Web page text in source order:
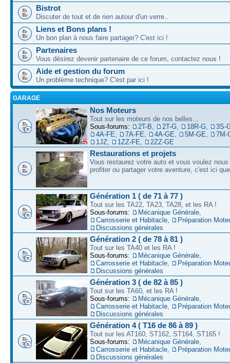
Bistrot
Discuter de tout et de rien autour d'un verre..
Liens et Bons plans !
Un bon plan à nous faire partager? C'est ici !
Partenaires
Vous désirez devenir partenaire de ce forum, contactez nous !
Aide et gestion du forum
Un problème technique? C'est par ici !
GARAGE
Nos Moteurs
Tout sur les moteurs de nos belles...
Sous-forums:
2T-B 2T-G 18R-G
3S-
4A-FE
7A-FE 4A-GE 5M-GE
7M-
1JZ
1ZZ-FE 2ZZ-GE
Restaurations et projets
Vous restaurez votre auto et vous voulez nous
profiter ou partager votre aventure, c'est ici
Génération 1 ( de 71 à 77 )
Tout sur les TA22, TA23, TA28, et les RA !
Sous-forums:
Mécanique Générale
Carrosserie et Habitacle
Préparation
Discussions générales
Génération 2 ( de 78 à 81 )
Tout sur les TA40 et les RA !
Sous-forums:
Mécanique Générale
Carrosserie et Habitacle
Préparation
Discussions générales
Génération 3 ( de 82 à 85 )
Tout sur les TA60, et les RA !
Sous-forums:
Mécanique Générale
Carrosserie et Habitacle
Préparation
Discussions générales
Génération 4 ( T16 de 86 à 89 )
Tout sur les AT160, ST162, ST164, ST165 !
Sous-forums:
Mécanique Générale
Carrosserie et Habitacle
Préparation
Discussions générales